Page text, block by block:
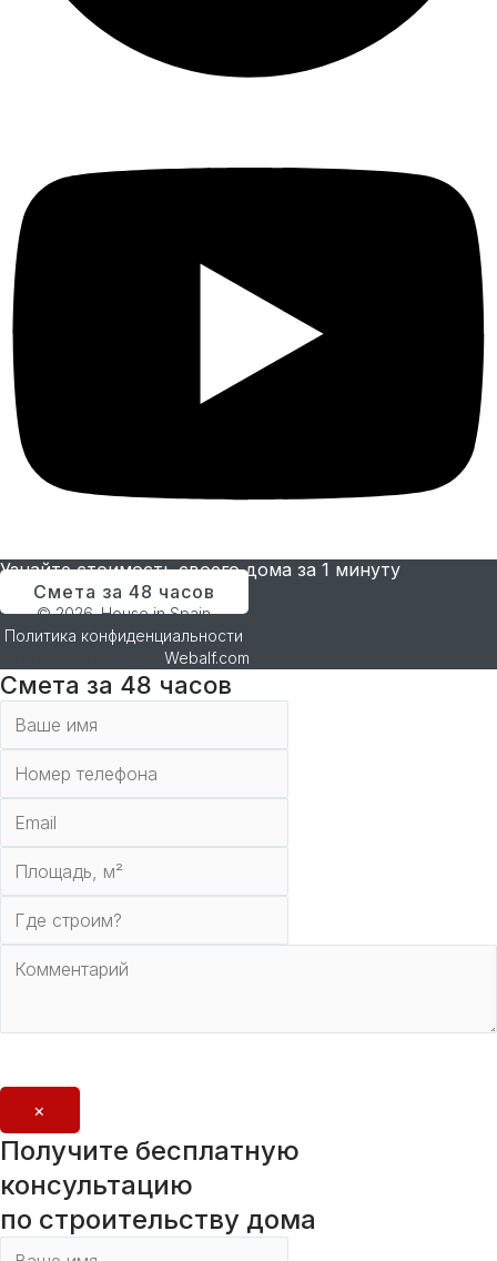
Узнайте стоимость своего дома за 1 минуту
Смета за 48 часов
© 2026. House in Spain.
Политика конфиденциальности
Webalf.com
Смета за 48 часов
×
Получите бесплатную
консультацию
по строительству дома